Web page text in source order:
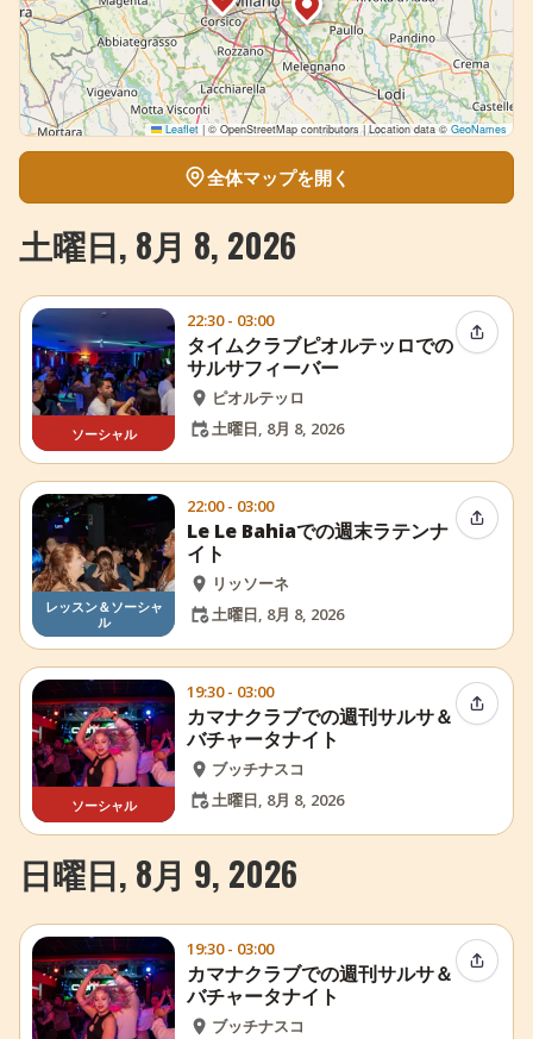
Leaflet | © OpenStreetMap contributors | Location data ©GeoNames
全体マップを開く
土曜日, 8月 8, 2026
ソーシャル
22:30 - 03:00
タイムクラブピオルテッロでの
サルサフィーバー
ピオルテッロ
土曜日, 8月 8, 2026
イベン
レッスン＆ソーシャ
ル
22:00 - 03:00
Le Le Bahiaでの週末ラテンナ
イト
リッソーネ
土曜日, 8月 8, 2026
イベン
ソーシャル
19:30 - 03:00
カマナクラブでの週刊サルサ＆
バチャータナイト
ブッチナスコ
土曜日, 8月 8, 2026
イベン
日曜日, 8月 9, 2026
19:30 - 03:00
カマナクラブでの週刊サルサ＆
バチャータナイト
ブッチナスコ
イベン